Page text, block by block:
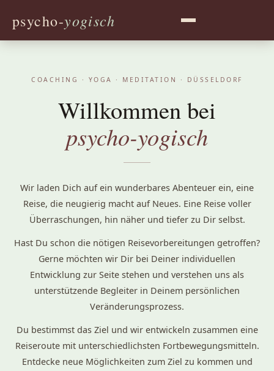
psycho-yogisch
COACHING · YOGA · MEDITATION · DÜSSELDORF
Willkommen bei
psycho-yogisch
Wir laden Dich auf ein wunderbares Abenteuer ein, eine
Reise, die neugierig macht auf Neues. Eine Reise voller
Überraschungen, hin näher und tiefer zu Dir selbst.
Hast Du schon die nötigen Reisevorbereitungen getroffen?
Gerne möchten wir Dir bei Deiner individuellen
Entwicklung zur Seite stehen und verstehen uns als
unterstützende Begleiter in Deinem persönlichen
Veränderungsprozess.
Du bestimmst das Ziel und wir entwickeln zusammen eine
Reiseroute mit unterschiedlichsten Fortbewegungsmitteln.
Entdecke neue Möglichkeiten zum Ziel zu kommen und